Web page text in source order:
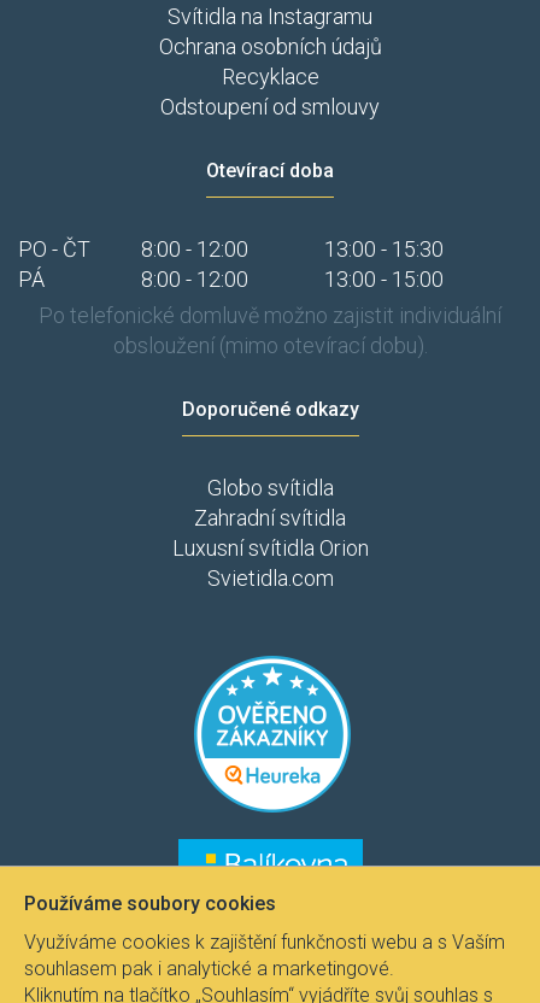
Svítidla na Instagramu
Ochrana osobních údajů
Recyklace
Odstoupení od smlouvy
Otevírací doba
PO - ČT 8:00 - 12:00
13:00 - 15:30
PÁ
8:00 - 12:00
13:00 - 15:00
Po telefonické domluvě možno zajistit individuální
obsloužení (mimo otevírací dobu).
Doporučené odkazy
Globo svítidla
Zahradní svítidla
Luxusní svítidla Orion
Svietidla.com
Používáme soubory cookies
Využíváme cookies k zajištění funkčnosti webu a s Vaším
souhlasem pak i analytické a marketingové.
Kliknutím na tlačítko „Souhlasím“ vyjádříte svůj souhlas s